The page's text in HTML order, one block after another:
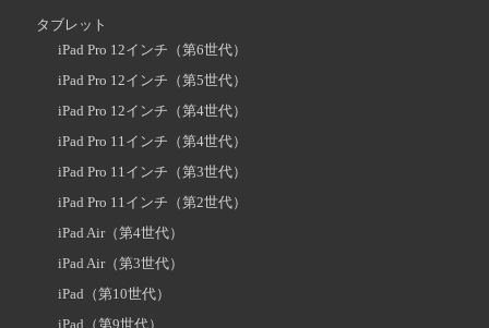
タブレット
iPad Pro 12インチ（第6世代）
iPad Pro 12インチ（第5世代）
iPad Pro 12インチ（第4世代）
iPad Pro 11インチ（第4世代）
iPad Pro 11インチ（第3世代）
iPad Pro 11インチ（第2世代）
iPad Air（第4世代）
iPad Air（第3世代）
iPad（第10世代）